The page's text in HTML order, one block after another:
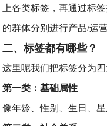
上各类标签，再通过标
的群体分别进行产品/运营
二、标签都有哪些？
这里呢我们把标签分为四
第一类：基础属性
像年龄、性别、生日、